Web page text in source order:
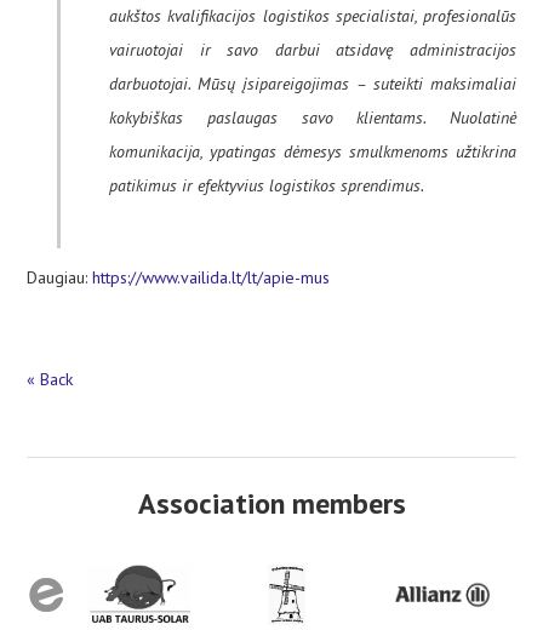
aukštos kvalifikacijos logistikos specialistai, profesionalūs
vairuotojai ir savo darbui atsidavę administracijos
darbuotojai. Mūsų įsipareigojimas – suteikti maksimaliai
kokybiškas paslaugas savo klientams. Nuolatinė
komunikacija, ypatingas dėmesys smulkmenoms užtikrina
patikimus ir efektyvius logistikos sprendimus.
Daugiau:https://www.vailida.lt/lt/apie-mus
« Back
Association members